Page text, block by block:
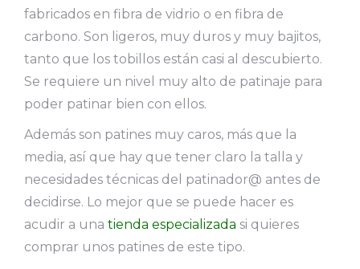
fabricados en fibra de vidrio o en fibra de
carbono. Son ligeros, muy duros y muy bajitos,
tanto que los tobillos están casi al descubierto.
Se requiere un nivel muy alto de patinaje para
poder patinar bien con ellos.
Además son patines muy caros, más que la
media, así que hay que tener claro la talla y
necesidades técnicas del patinador@ antes de
decidirse. Lo mejor que se puede hacer es
acudir a una tienda especializada si quieres
comprar unos patines de este tipo.